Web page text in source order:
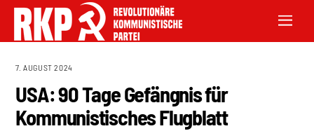
7. AUGUST 2024
USA: 90 Tage Gefängnis für
Kommunistisches Flugblatt